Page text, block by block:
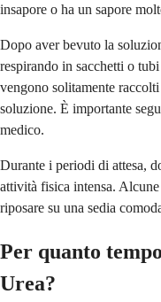
insapore o ha un sapore
Dopo aver bevuto la
respirando in sacchetti o
vengono solitamente
soluzione. È importante
medico.
Durante i periodi di attesa,
attività fisica intensa.
riposare su una sedia
Per quanto
Urea?